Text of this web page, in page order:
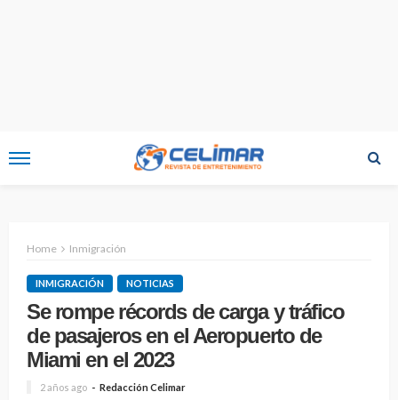
Home Inmigración
INMIGRACIÓN NOTICIAS
Se rompe récords de carga y tráfico
de pasajeros en el Aeropuerto de
Miami en el 2023
2 años ago Redacción Celimar